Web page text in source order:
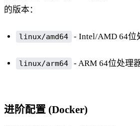
的版本：
linux/amd64 - Intel/AMD 64位
linux/arm64 - ARM 64位处理
进阶配置 (Docker)